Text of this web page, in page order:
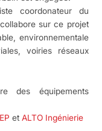
coordonateur du
collabore sur ce projet
environnementale
voiries réseaux
des équipements
etALTO Ingénierie